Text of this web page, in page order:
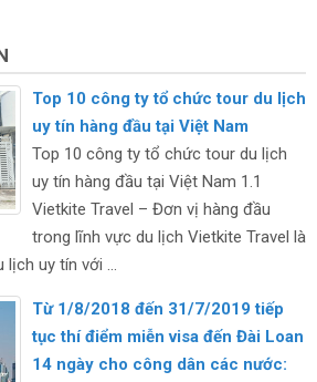
Top 10 công ty tổ chức tour du lịch
uy tín hàng đầu tại Việt Nam
Top 10 công ty tổ chức tour du lịch
uy tín hàng đầu tại Việt Nam 1.1
Vietkite Travel – Đơn vị hàng đầu
trong lĩnh vực du lịch Vietkite Travel là
uy tín với ...
Từ 1/8/2018 đến 31/7/2019 tiếp
tục thí điểm miễn visa đến Đài Loan
14 ngày cho công dân các nước: